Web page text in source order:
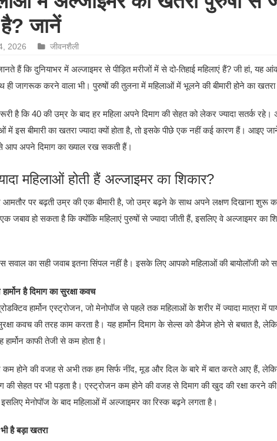
जानें
2026 जीवनशैली
हैं कि दुनियाभर में अल्जाइमर से पीड़ित मरीजों में से दो-तिहाई महिलाएं हैं? जी हां, यह
ही जागरूक करने वाला भी। पुरुषों की तुलना में महिलाओं में भूलने की बीमारी होने का खतरा
है कि 40 की उम्र के बाद हर महिला अपने दिमाग की सेहत को लेकर ज्यादा सतर्क
में इस बीमारी का खतरा ज्यादा क्यों होता है, तो इसके पीछे एक नहीं कई कारण हैं। आइए
अपने दिमाग का ख्याल रख सकती हैं।
महिलाओं होती हैं अल्जाइमर का शिकार?
आमतौर पर बढ़ती उम्र की एक बीमारी है, जो उम्र बढ़ने के साथ अपने लक्षण दिखाना शुरू
जबाव हो सकता है कि क्योंकि महिलाएं पुरुषों से ज्यादा जीती हैं, इसलिए वे अल्जाइमर का
सवाल का सही जवाब इतना सिंपल नहीं है। इसके लिए आपको महिलाओं की बायोलॉजी को
है दिमाग का सुरक्षा कवच
हार्मोन एस्ट्रोजन, जो मेनोपॉज से पहले तक महिलाओं के शरीर में ज्यादा मात्रा में
कवच की तरह काम करता है। यह हार्मोन दिमाग के सेल्स को डैमेज होने से बचात है,
हार्मोन काफी तेजी से कम होता है।
कम होने की वजह से अभी तक हम सिर्फ नींद, मूड और दिल के बारे में बात करते आए हैं,
की सेहत पर भी पड़ता है। एस्ट्रोजन कम होने की वजह से दिमाग की खुद की रक्षा करने की
मेनोपॉज के बाद महिलाओं में अल्जाइमर का रिस्क बढ़ने लगता है।
है बड़ा खतरा